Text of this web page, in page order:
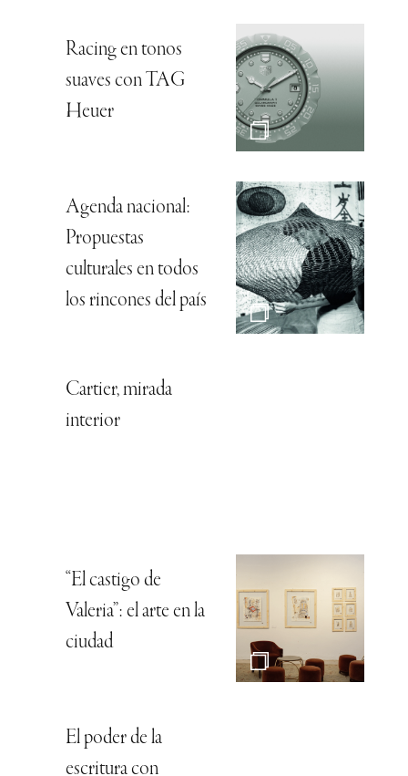
Racing en tonos
suaves con TAG
Heuer
Agenda nacional:
Propuestas
culturales en todos
los rincones del país
Cartier, mirada
interior
“El castigo de
Valeria”: el arte en la
ciudad
El poder de la
escritura con